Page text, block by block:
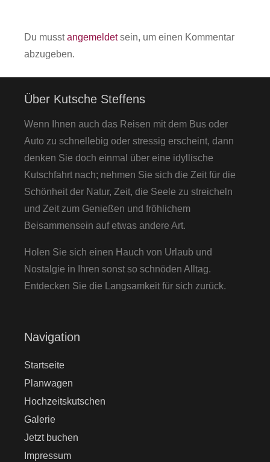
Du musstangemeldetsein, um einen Kommentar
abzugeben.
Über Kutsche Steffens
Wenn Ihnen auch das Reisen mit dem Bus oder
Auto zu schnellebig oder stressig erscheint, dann
denken Sie doch einmal über eine idyllische
Kutschfahrt nach; nehmen Sie sich die Zeit für die
Schönheit der Natur, Zeit, die Seele zu streicheln
und Zeit zum Genießen und fröhlichem
Beisammensein auf etwas andere Art.
Holen Sie sich einen Hauch von Urlaub und
Nostalgie in Ihren sonst so schnöden Alltag.
Entdecken Sie die Langsamkeit für sich zurück.
Navigation
Startseite
Planwagen
Hochzeitskutschen
Galerie
Jetzt buchen
Impressum